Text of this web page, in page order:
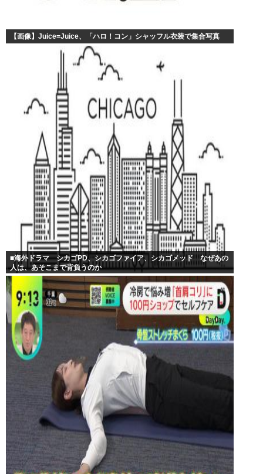
【画像】Juice=Juice、「ハロ！コン」シャッフル衣装で集合写真
■海外ドラマ シカゴPD、シカゴファイア、シカゴメッド なぜあの
人は、あそこまで背負うのか